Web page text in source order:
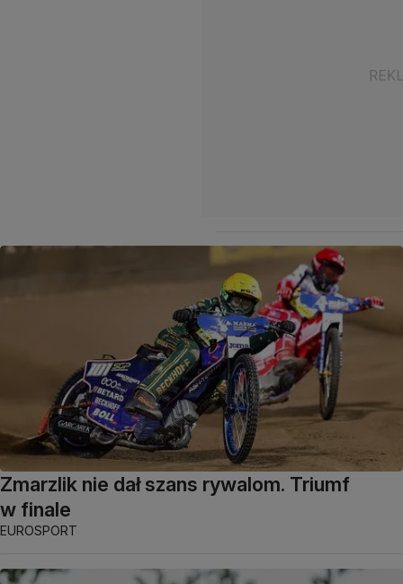
Zmarzlik nie dał szans rywalom. Triumf
w finale
EUROSPORT